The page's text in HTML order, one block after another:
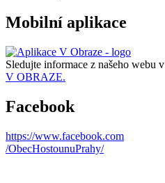
Mobilní aplikace
Sledujte informace z našeho webu v
V OBRAZE.
Facebook
https://www.facebook.com
/ObecHostounuPrahy/